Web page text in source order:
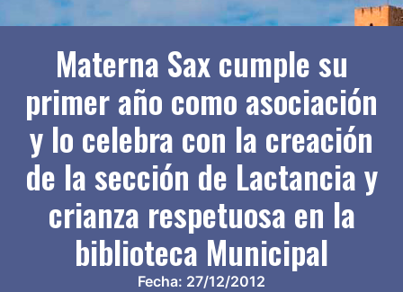
Materna Sax cumple su
primer año como asociación
y lo celebra con la creación
de la sección de Lactancia y
crianza respetuosa en la
biblioteca Municipal
Fecha: 27/12/2012